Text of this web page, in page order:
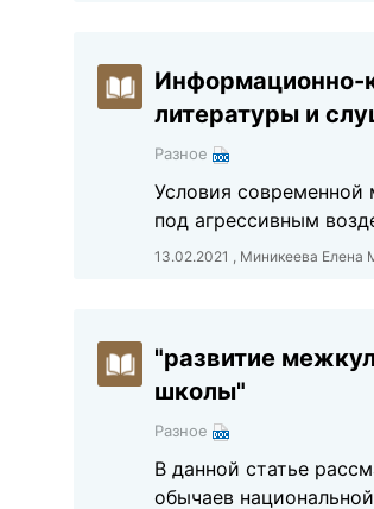
Информационно-
литературы и
Разное
Условия современной
под агрессивным
13.02.2021 , Миникеева Елена
"развитие
школы"
Разное
В данной статье
обычаев